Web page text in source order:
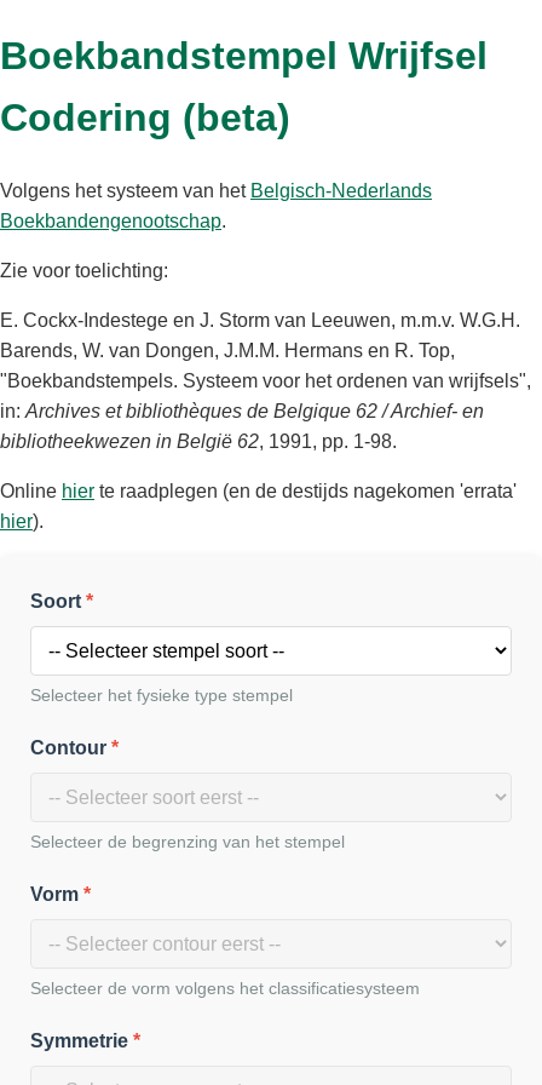
Boekbandstempel Wrijfsel
Codering (beta)
Volgens het systeem van het Belgisch-Nederlands
Boekbandengenootschap.
Zie voor toelichting:
E. Cockx-Indestege en J. Storm van Leeuwen, m.m.v. W.G.H.
Barends, W. van Dongen, J.M.M. Hermans en R. Top,
"Boekbandstempels. Systeem voor het ordenen van wrijfsels",
in: Archives et bibliothèques de Belgique 62 / Archief- en
bibliotheekwezen in België 62, 1991, pp. 1-98.
Online hier te raadplegen (en de destijds nagekomen 'errata'
hier).
Soort
Selecteer het fysieke type stempel
Contour
Selecteer de begrenzing van het stempel
Vorm
Selecteer de vorm volgens het classificatiesysteem
Symmetrie